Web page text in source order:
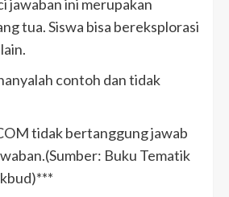
jawaban ini merupakan
tua. Siswa bisa bereksplorasi
contoh dan tidak
tidak bertanggung jawab
Buku Tematik